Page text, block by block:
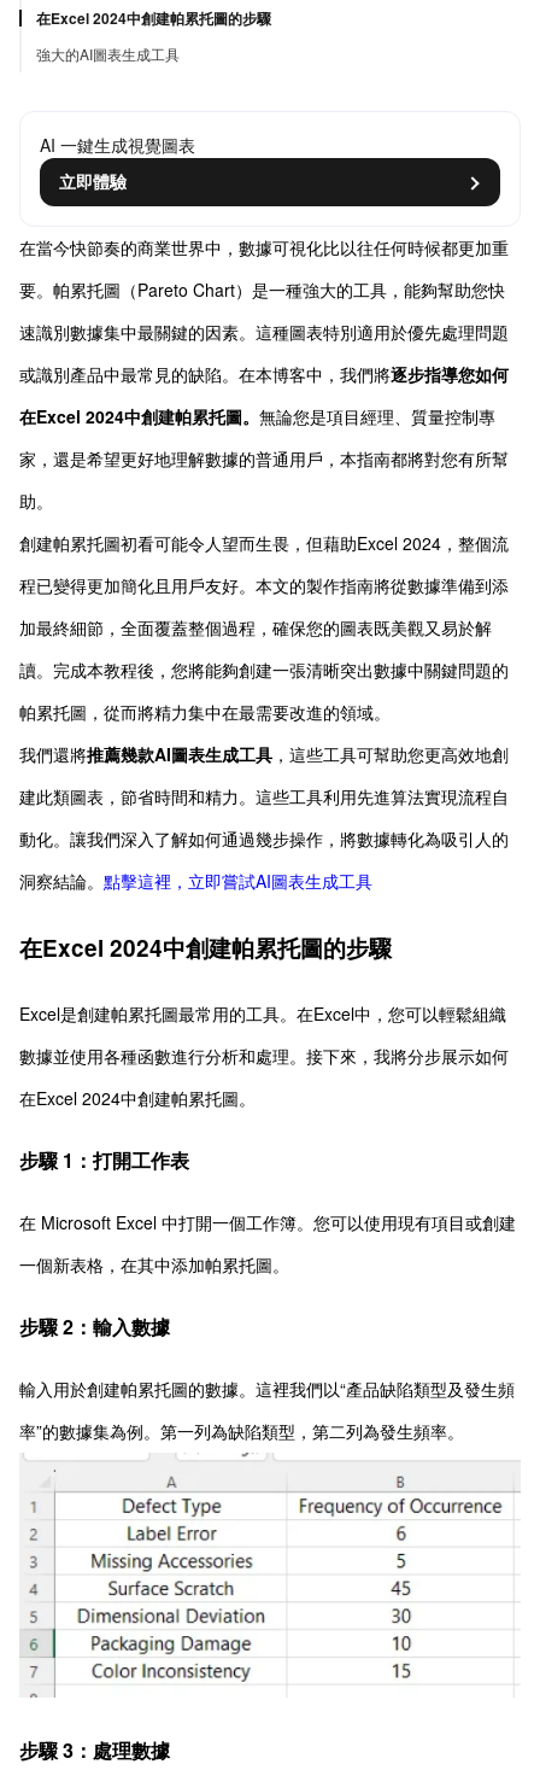
在Excel 2024中創建帕累托圖的步驟
強大的AI圖表生成工具
AI 一鍵生成視覺圖表
立即體驗
在當今快節奏的商業世界中，數據可視化比以往任何時候都更加重
要。帕累托圖（Pareto Chart）是一種強大的工具，能夠幫助您快
速識別數據集中最關鍵的因素。這種圖表特別適用於優先處理問題
或識別產品中最常見的缺陷。在本博客中，我們將逐步指導您如何
在Excel 2024中創建帕累托圖。 無論您是項目經理、質量控制專
家，還是希望更好地理解數據的普通用戶，本指南都將對您有所幫
助。
創建帕累托圖初看可能令人望而生畏，但藉助Excel 2024，整個流
程已變得更加簡化且用戶友好。本文的製作指南將從數據準備到添
加最終細節，全面覆蓋整個過程，確保您的圖表既美觀又易於解
讀。完成本教程後，您將能夠創建一張清晰突出數據中關鍵問題的
帕累托圖，從而將精力集中在最需要改進的領域。
我們還將推薦幾款AI圖表生成工具 ，這些工具可幫助您更高效地創
建此類圖表，節省時間和精力。這些工具利用先進算法實現流程自
動化。讓我們深入了解如何通過幾步操作，將數據轉化為吸引人的
洞察結論。 點擊這裡，立即嘗試AI圖表生成工具
在Excel 2024中創建帕累托圖的步驟
Excel是創建帕累托圖最常用的工具。在Excel中，您可以輕鬆組織
數據並使用各種函數進行分析和處理。接下來，我將分步展示如何
在Excel 2024中創建帕累托圖。
步驟 1：打開工作表
在 Microsoft Excel 中打開一個工作簿。您可以使用現有項目或創建
一個新表格，在其中添加帕累托圖。
步驟 2：輸入數據
輸入用於創建帕累托圖的數據。這裡我們以“產品缺陷類型及發生頻
率”的數據集為例。第一列為缺陷類型，第二列為發生頻率。
步驟 3：處理數據